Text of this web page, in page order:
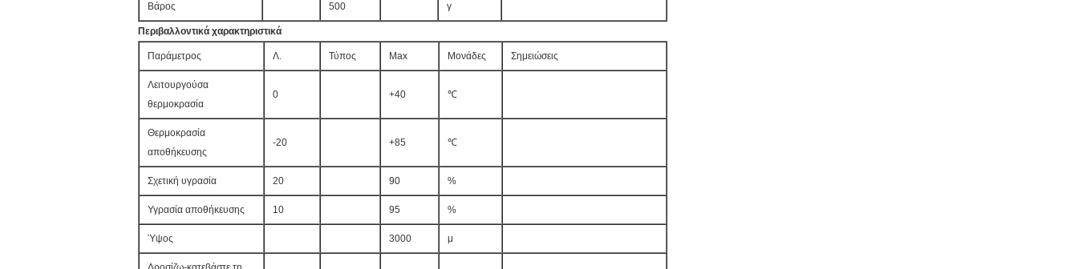
Βάρος 500 γ
Περιβαλλοντικά χαρακτηριστικά
Παράμετρος Λ. Τύπος Max Μονάδες Σημειώσεις
Λειτουργούσα
θερμοκρασία
0 +40 ℃
Θερμοκρασία
αποθήκευσης
-20 +85 ℃
Σχετική υγρασία 20 90 %
Υγρασία αποθήκευσης 10 95 %
Ύψος 3000 μ